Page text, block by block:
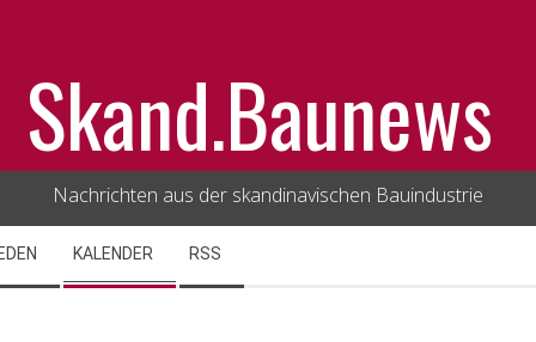
Skand.Baunews
Nachrichten aus der skandinavischen Bauindustrie
KALENDER RSS